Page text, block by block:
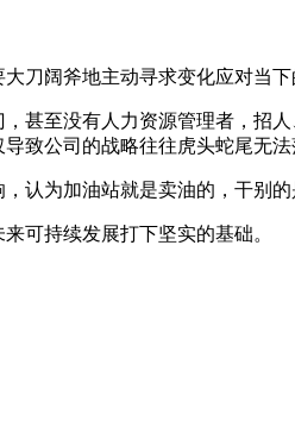
刀阔斧地主动寻求变化应对当下
甚至没有人力资源管理者，招
公司的战略往往虎头蛇尾无
为加油站就是卖油的，干别的
可持续发展打下坚实的基础。